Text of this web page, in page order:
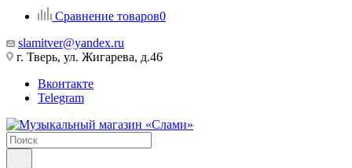
Сравнение товаров0
slamitver@yandex.ru
г. Тверь, ул. Жигарева, д.46
Вконтакте
Telegram